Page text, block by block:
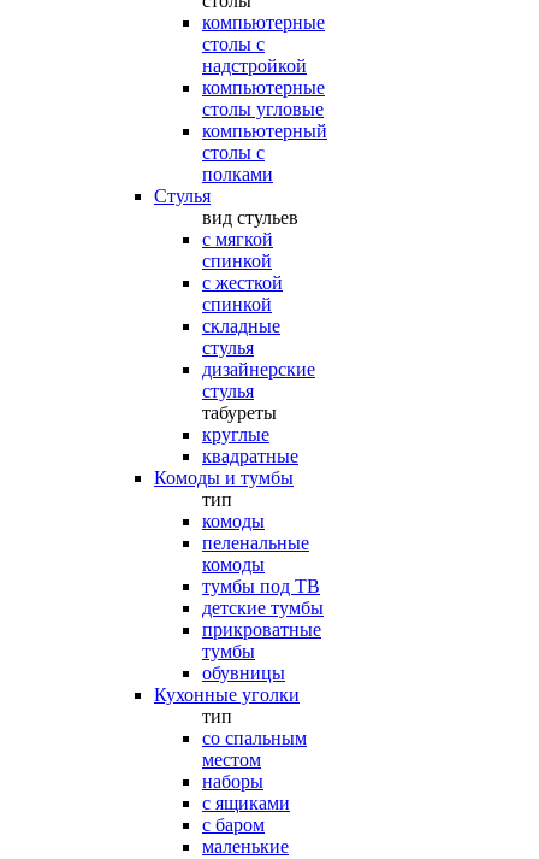
компьютерные
столы с
надстройкой
компьютерные
столы угловые
компьютерный
столы с
полками
Стулья
вид стульев
с мягкой
спинкой
с жесткой
спинкой
складные
стулья
дизайнерские
стулья
табуреты
круглые
квадратные
Комоды и тумбы
тип
комоды
пеленальные
комоды
тумбы под ТВ
детские тумбы
прикроватные
тумбы
обувницы
Кухонные уголки
тип
со спальным
местом
наборы
с ящиками
с баром
маленькие